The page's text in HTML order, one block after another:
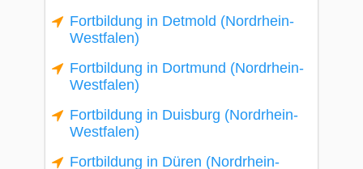
Fortbildung in Detmold (Nordrhein-
Westfalen)
Fortbildung in Dortmund (Nordrhein-
Westfalen)
Fortbildung in Duisburg (Nordrhein-
Westfalen)
Fortbildung in Düren (Nordrhein-